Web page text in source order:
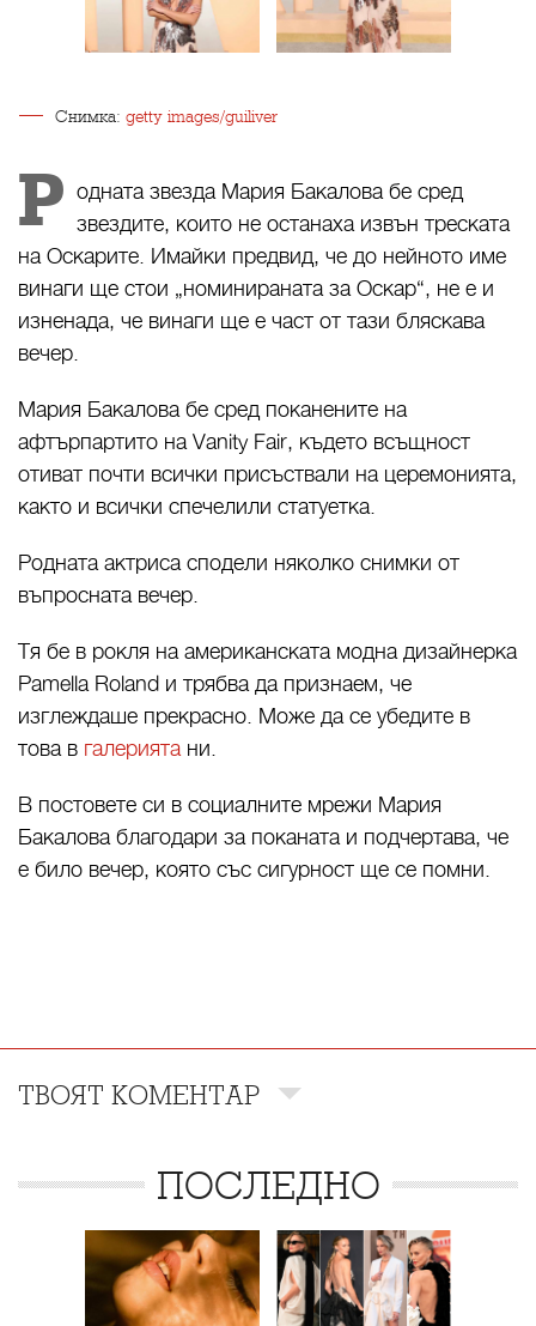
Снимка: getty images/guiliver
Р одната звезда Мария Бакалова бе сред
звездите, които не останаха извън треската
на Оскарите. Имайки предвид, че до нейното име
винаги ще стои „номинираната за Оскар“, не е и
изненада, че винаги ще е част от тази бляскава
вечер.
Мария Бакалова бе сред поканените на
афтърпартито на Vanity Fair, където всъщност
отиват почти всички присъствали на церемонията,
както и всички спечелили статуетка.
Родната актриса сподели няколко снимки от
въпросната вечер.
Тя бе в рокля на американската модна дизайнерка
Pamella Roland и трябва да признаем, че
изглеждаше прекрасно. Може да се убедите в
това в галериятани.
В постовете си в социалните мрежи Мария
Бакалова благодари за поканата и подчертава, че
е било вечер, която със сигурност ще се помни.
ТВОЯТ КОМЕНТАР
ПОСЛЕДНО